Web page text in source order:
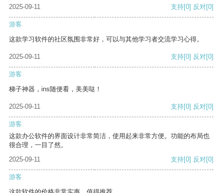
2025-09-11 支持[0] 反对[0]
游客
这款学习软件的社区氛围非常好，可以与其他学习者交流学习心得。
2025-09-11 支持[0] 反对[0]
游客
梯子神器，ins随便看，美美哒！
2025-09-11 支持[0] 反对[0]
游客
这款办公软件的界面设计非常简洁，使用起来非常方便。功能的布局也
很合理，一目了然。
2025-09-11
支持[0] 反对[0]
游客